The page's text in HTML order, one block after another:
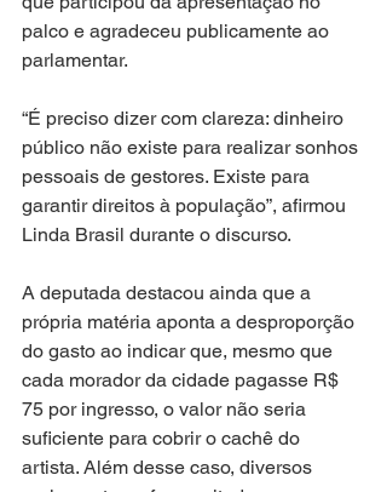
palco e agradeceu publicamente ao
parlamentar.
“É preciso dizer com clareza: dinheiro
público não existe para realizar sonhos
pessoais de gestores. Existe para
garantir direitos à população”, afirmou
Linda Brasil durante o discurso.
A deputada destacou ainda que a
própria matéria aponta a desproporção
do gasto ao indicar que, mesmo que
cada morador da cidade pagasse R$
75 por ingresso, o valor não seria
suficiente para cobrir o cachê do
artista. Além desse caso, diversos